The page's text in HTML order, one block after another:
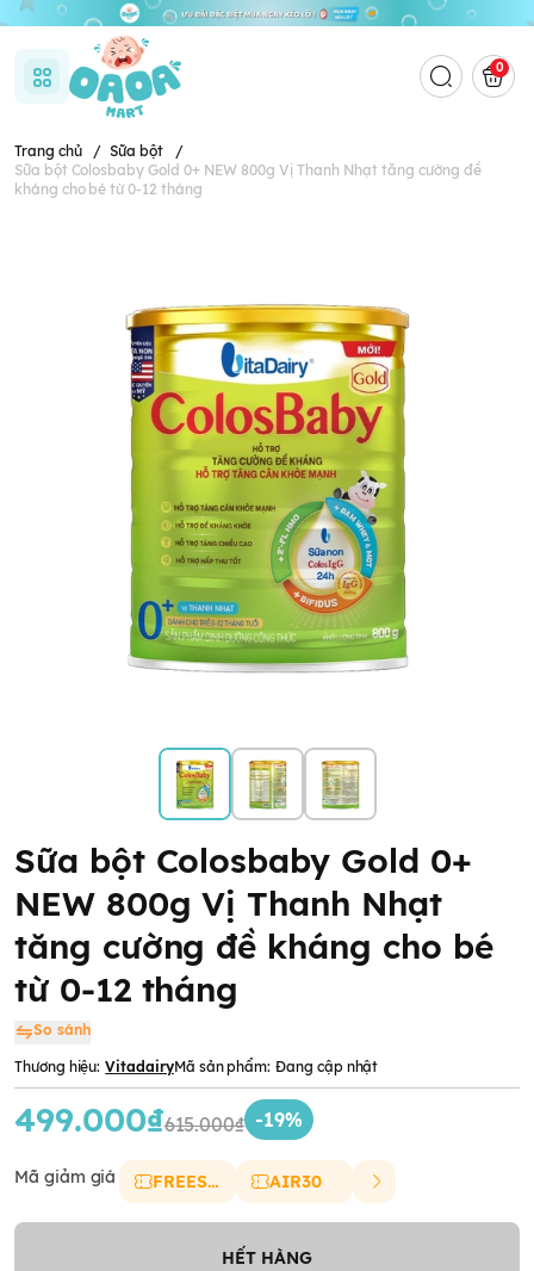
0
Trang chủ / Sữa bột
/
Sữa bột Colosbaby Gold 0+ NEW 800g Vị Thanh Nhạt tăng cường đề
kháng cho bé từ 0-12 tháng
Sữa bột Colosbaby Gold 0+
NEW 800g Vị Thanh Nhạt
tăng cường đề kháng cho bé
từ 0-12 tháng
So sánh
Thương hiệu: VitadairyMã sản phẩm: Đang cập nhật
499.000₫615.000₫ -19%
Mã giảm giá FREESHIP AIR30
HẾT HÀNG